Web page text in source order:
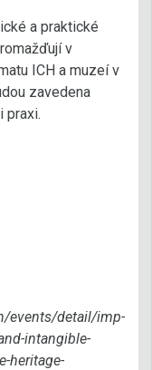
a praktické
v
ICH a muzeí v
zavedena
praxi.
events/detail/imp-
intangible-
heritage-